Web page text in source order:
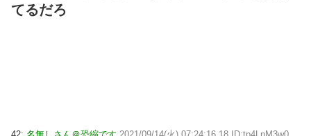
てるだろ